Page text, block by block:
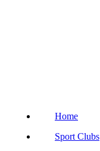
Home
Sport Clubs